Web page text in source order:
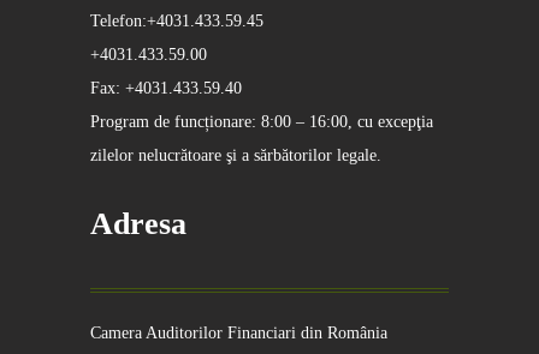
Telefon:+4031.433.59.45
+4031.433.59.00
Fax: +4031.433.59.40
Program de funcționare: 8:00 – 16:00, cu excepţia
zilelor nelucrătoare şi a sărbătorilor legale.
Adresa
Camera Auditorilor Financiari din România